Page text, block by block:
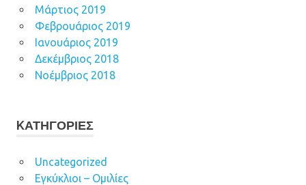
Μάρτιος 2019
Φεβρουάριος 2019
Ιανουάριος 2019
Δεκέμβριος 2018
Νοέμβριος 2018
KΑΤΗΓΟΡΊΕΣ
Uncategorized
Εγκύκλιοι – Ομιλίες